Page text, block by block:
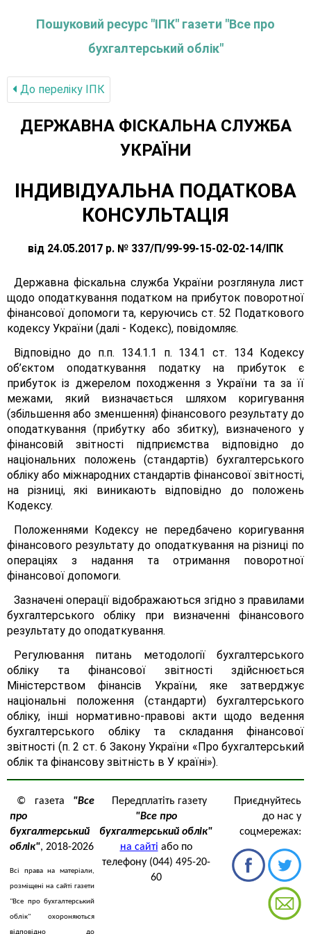
Пошуковий ресурс "ІПК" газети "Все про
бухгалтерський облік"
До переліку IПК
ДЕРЖАВНА ФІСКАЛЬНА СЛУЖБА
УКРАЇНИ
ІНДИВІДУАЛЬНА ПОДАТКОВА
КОНСУЛЬТАЦІЯ
від 24.05.2017 р. № 337/П/99-99-15-02-02-14/ІПК
Державна фіскальна служба України розглянула лист
щодо оподаткування податком на прибуток поворотної
фінансової допомоги та, керуючись ст. 52 Податкового
кодексу України (далі - Кодекс), повідомляє.
Відповідно до п.п. 134.1.1 п. 134.1 ст. 134 Кодексу
об’єктом оподаткування податку на прибуток є
прибуток із джерелом походження з України та за її
межами, який визначається шляхом коригування
(збільшення або зменшення) фінансового результату до
оподаткування (прибутку або збитку), визначеного у
фінансовій звітності підприємства відповідно до
національних положень (стандартів) бухгалтерського
обліку або міжнародних стандартів фінансової звітності,
на різниці, які виникають відповідно до положень
Кодексу.
Положеннями Кодексу не передбачено коригування
фінансового результату до оподаткування на різниці по
операціях з надання та отримання поворотної
фінансової допомоги.
Зазначені операції відображаються згідно з правилами
бухгалтерського обліку при визначенні фінансового
результату до оподаткування.
Регулювання питань методології бухгалтерського
обліку та фінансової звітності здійснюється
Міністерством фінансів України, яке затверджує
національні положення (стандарти) бухгалтерського
обліку, інші нормативно-правові акти щодо ведення
бухгалтерського обліку та складання фінансової
звітності (п. 2 ст. 6 Закону України «Про бухгалтерський
облік та фінансову звітність в У країні»).
© газета "Все
про
бухгалтерський
облік", 2018-2026
Всі права на матеріали,
розміщені на сайті газети
"Все про бухгалтерський
облік" охороняються
відповідно до
Передплатіть газету
"Все про
бухгалтерський облік"
на сайті або по
телефону (044) 495-20-
60
Приєднуйтесь
до нас у
соцмережах: